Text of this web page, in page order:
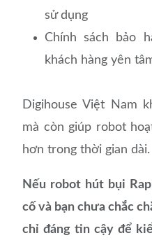
sử dụng
Chính sách bảo
khách hàng yên
Digihouse Việt Nam
mà còn giúp robot
hơn trong thời gian dài.
Nếu robot hút bụi
cố và bạn chưa chắc
chỉ đáng tin cậy để